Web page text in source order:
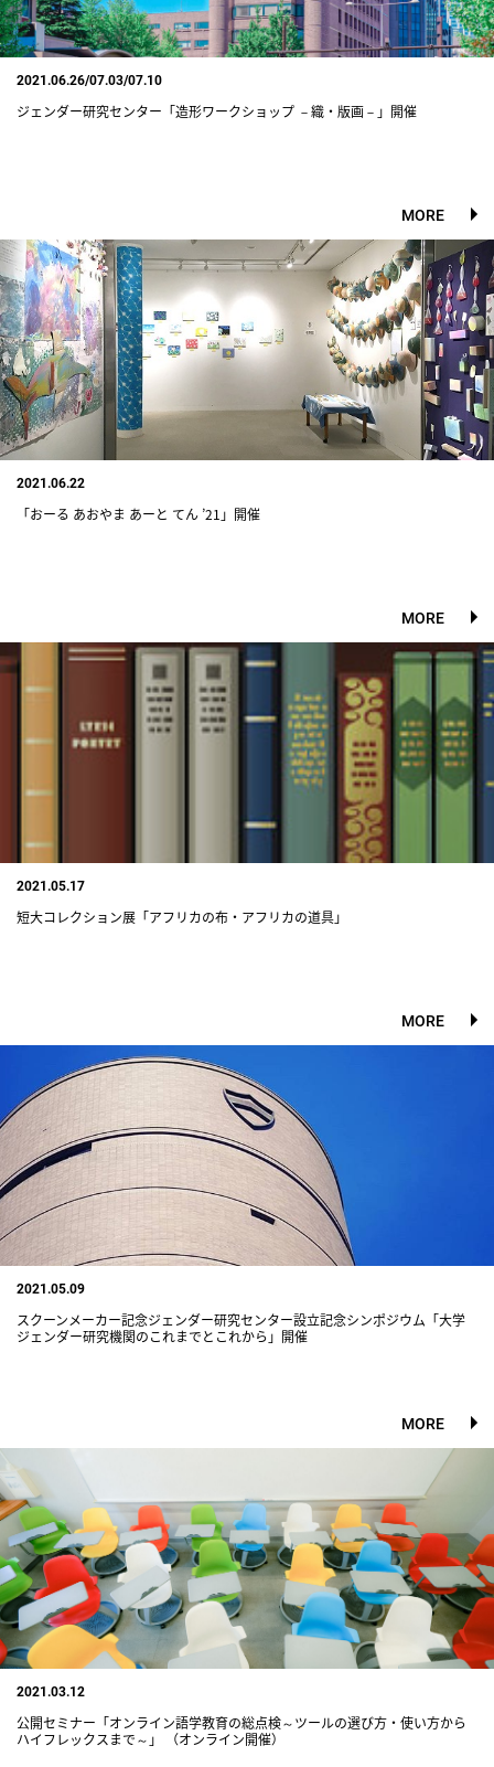
2021.06.26/07.03/07.10
ジェンダー研究センター「造形ワークショップ －織・版画－」開催
MORE
2021.06.22
「おーる あおやま あーと てん ’21」開催
MORE
2021.05.17
短大コレクション展「アフリカの布・アフリカの道具」
MORE
2021.05.09
スクーンメーカー記念ジェンダー研究センター設立記念シンポジウム「大学
ジェンダー研究機関のこれまでとこれから」開催
MORE
2021.03.12
公開セミナー「オンライン語学教育の総点検～ツールの選び方・使い方から
ハイフレックスまで～」 （オンライン開催）